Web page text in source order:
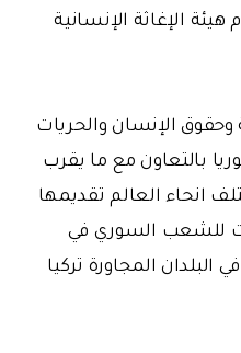
الإغاثة الإنسانية
وحقوق الإنسان والحريات
بالتعاون مع ما يقرب
انحاء العالم تقديمها
للشعب السوري في
المجاورة تركيا